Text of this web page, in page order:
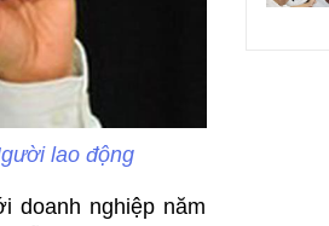
lao động
doanh nghiệp năm